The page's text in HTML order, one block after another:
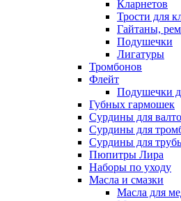
Кларнетов
Трости для
Гайтаны,
Подушечки
Лигатуры
Тромбонов
Флейт
Подушечки
Губных гармошек
Сурдины для
Сурдины для
Сурдины для
Пюпитры Лира
Наборы по уходу
Масла и смазки
Масла для